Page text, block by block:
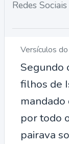
Redes Sociais
Versículos
Segundo
filhos de
mandado
por todo
pairava